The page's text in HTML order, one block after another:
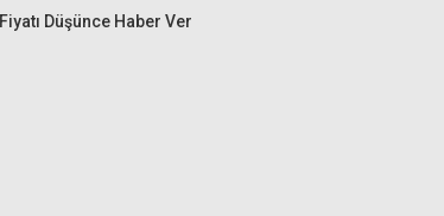
Fiyatı Düşünce Haber Ver